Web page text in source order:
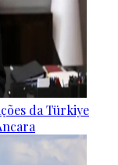
da Türkiye